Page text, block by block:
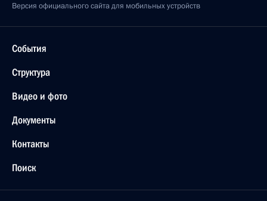
Версия официального сайта для мобильных устройств
События
Структура
Видео и фото
Документы
Контакты
Поиск